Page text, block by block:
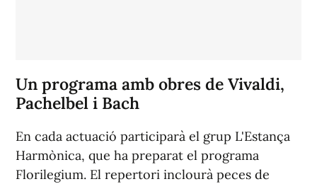
Un programa amb obres de Vivaldi,
Pachelbel i Bach
En cada actuació participarà el grup L'Estança
Harmònica, que ha preparat el programa
Florilegium. El repertori inclourà peces de